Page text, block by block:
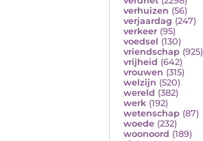
verhuizen (56)
verjaardag (247)
verkeer (95)
voedsel (130)
vriendschap (925)
vrijheid (642)
vrouwen (315)
welzijn (520)
wereld (382)
werk (192)
wetenschap (87)
woede (232)
woonoord (189)